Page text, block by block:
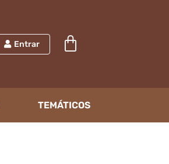
Entrar
TEMÁTICOS